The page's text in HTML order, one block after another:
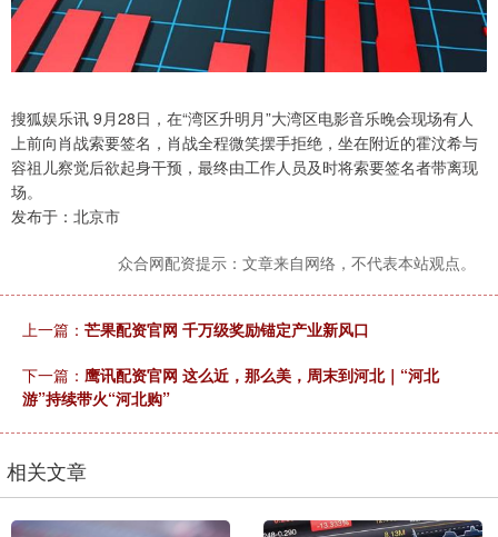
搜狐娱乐讯 9月28日，在“湾区升明月”大湾区电影音乐晚会现场有人
上前向肖战索要签名，肖战全程微笑摆手拒绝，坐在附近的霍汶希与
容祖儿察觉后欲起身干预，最终由工作人员及时将索要签名者带离现
场。
发布于：北京市
众合网配资提示：文章来自网络，不代表本站观点。
上一篇： 芒果配资官网 千万级奖励锚定产业新风口
下一篇： 鹰讯配资官网 这么近，那么美，周末到河北｜“河北
游”持续带火“河北购”
相关文章